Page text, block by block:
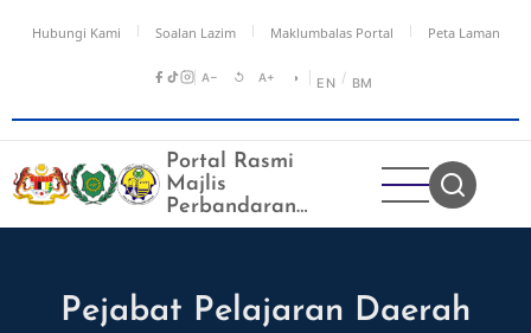
Hubungi Kami Soalan Lazim Maklumbalas Portal Peta Laman
A− ↺ A+ ◑ EN / BM
Portal Rasmi
Majlis
Perbandaran
Kangar
Pejabat Pelajaran Daerah